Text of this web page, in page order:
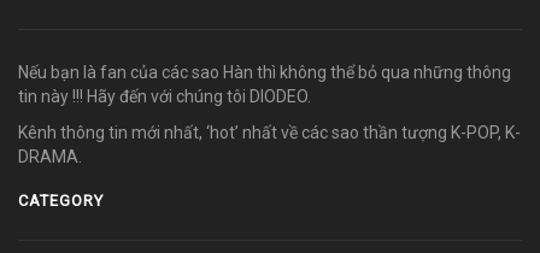
Nếu bạn là fan của các sao Hàn thì không thể bỏ qua những thông
tin này !!! Hãy đến với chúng tôi DIODEO.
Kênh thông tin mới nhất, ‘hot’ nhất về các sao thần tượng K-POP, K-
DRAMA.
CATEGORY